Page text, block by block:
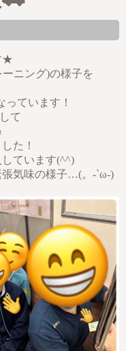
★
ニング)の様子を
っています！
て
た！
ています(^^)
張気味の様子…(。-`ω-)